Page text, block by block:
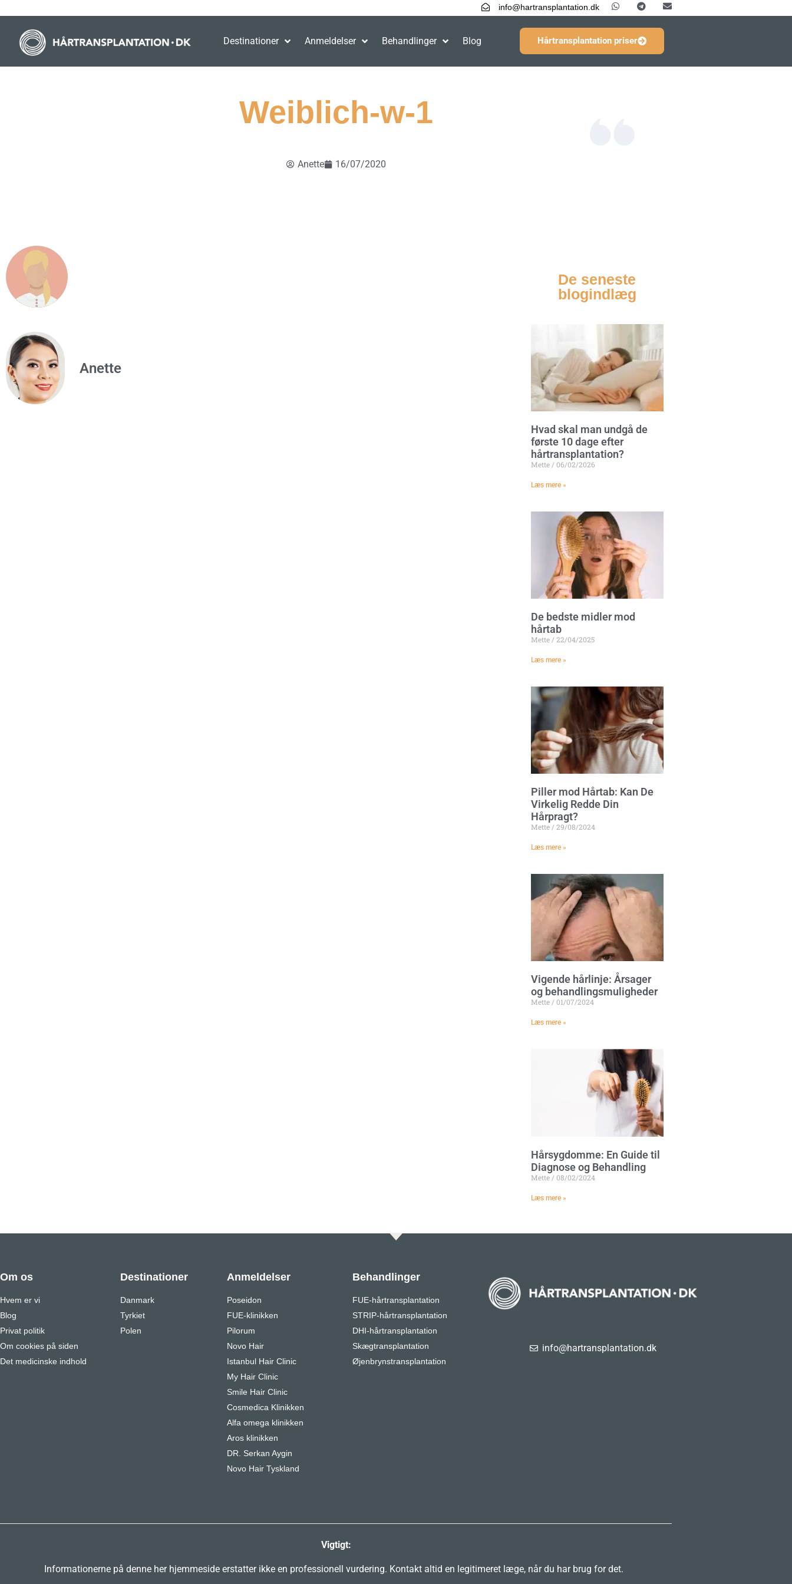
info@hartransplantation.dk
Destinationer Anmeldelser Behandlinger Blog Hårtransplantation priser
Weiblich-w-1
Anette 16/07/2020
Anette
De seneste
blogindlæg
Hvad skal man undgå de
første 10 dage efter
hårtransplantation?
Mette 06/02/2026
Læs mere »
De bedste midler mod
hårtab
Mette 22/04/2025
Læs mere »
Piller mod Hårtab: Kan De
Virkelig Redde Din
Hårpragt?
Mette 29/08/2024
Læs mere »
Vigende hårlinje: Årsager
og behandlingsmuligheder
Mette 01/07/2024
Læs mere »
Hårsygdomme: En Guide til
Diagnose og Behandling
Mette 08/02/2024
Læs mere »
Om os
Hvem er vi
Blog
Privat politik
Om cookies på siden
Det medicinske indhold
Destinationer
Danmark
Tyrkiet
Polen
Anmeldelser
Poseidon
FUE-klinikken
Pilorum
Novo Hair
Istanbul Hair Clinic
My Hair Clinic
Smile Hair Clinic
Cosmedica Klinikken
Alfa omega klinikken
Aros klinikken
DR. Serkan Aygin
Novo Hair Tyskland
Behandlinger
FUE-hårtransplantation
STRIP-hårtransplantation
DHI-hårtransplantation
Skægtransplantation
Øjenbrynstransplantation
info@hartransplantation.dk
Vigtigt:
Informationerne på denne her hjemmeside erstatter ikke en professionell vurdering. Kontakt altid en legitimeret læge, når du har brug for det.